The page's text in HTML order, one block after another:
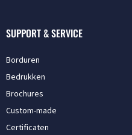
SUPPORT & SERVICE
Borduren
Bedrukken
Brochures
Custom-made
Certificaten